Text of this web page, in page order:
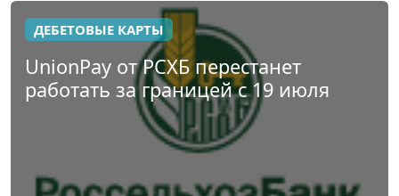
ДЕБЕТОВЫЕ КАРТЫ
UnionPay от РСХБ перестанет
работать за границей с 19 июля